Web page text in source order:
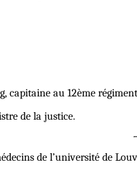
capitaine au 12ème
de la justice.
de l’université de